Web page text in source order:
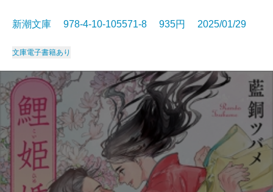
新潮文庫 978-4-10-105571-8 935円 2025/01/29
文庫電子書籍あり